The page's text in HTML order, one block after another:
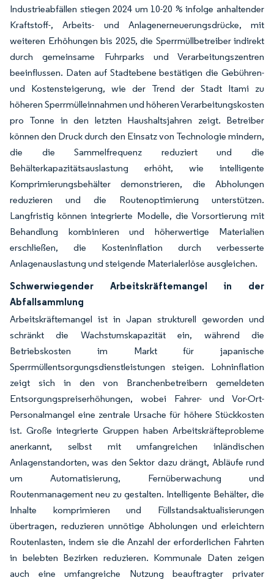
Industrieabfällen stiegen 2024 um 10-20 % infolge anhaltender
Kraftstoff-, Arbeits- und Anlagenerneuerungsdrücke, mit
weiteren Erhöhungen bis 2025, die Sperrmüllbetreiber indirekt
durch gemeinsame Fuhrparks und Verarbeitungszentren
beeinflussen. Daten auf Stadtebene bestätigen die Gebühren-
und Kostensteigerung, wie der Trend der Stadt Itami zu
höheren Sperrmülleinnahmen und höheren Verarbeitungskosten
pro Tonne in den letzten Haushaltsjahren zeigt. Betreiber
können den Druck durch den Einsatz von Technologie mindern,
die die Sammelfrequenz reduziert und die
Behälterkapazitätsauslastung erhöht, wie intelligente
Komprimierungsbehälter demonstrieren, die Abholungen
reduzieren und die Routenoptimierung unterstützen.
Langfristig können integrierte Modelle, die Vorsortierung mit
Behandlung kombinieren und höherwertige Materialien
erschließen, die Kosteninflation durch verbesserte
Anlagenauslastung und steigende Materialerlöse ausgleichen.
Schwerwiegender Arbeitskräftemangel in der
Abfallsammlung
Arbeitskräftemangel ist in Japan strukturell geworden und
schränkt die Wachstumskapazität ein, während die
Betriebskosten im Markt für japanische
Sperrmüllentsorgungsdienstleistungen steigen. Lohninflation
zeigt sich in den von Branchenbetreibern gemeldeten
Entsorgungspreiserhöhungen, wobei Fahrer- und Vor-Ort-
Personalmangel eine zentrale Ursache für höhere Stückkosten
ist. Große integrierte Gruppen haben Arbeitskräfteprobleme
anerkannt, selbst mit umfangreichen inländischen
Anlagenstandorten, was den Sektor dazu drängt, Abläufe rund
um Automatisierung, Fernüberwachung und
Routenmanagement neu zu gestalten. Intelligente Behälter, die
Inhalte komprimieren und Füllstandsaktualisierungen
übertragen, reduzieren unnötige Abholungen und erleichtern
Routenlasten, indem sie die Anzahl der erforderlichen Fahrten
in belebten Bezirken reduzieren. Kommunale Daten zeigen
auch eine umfangreiche Nutzung beauftragter privater